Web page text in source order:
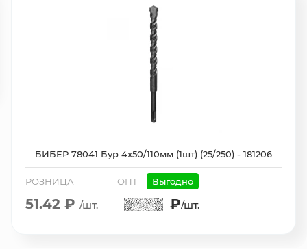
БИБЕР 78041 Бур 4х50/110мм (1шт) (25/250) - 181206
РОЗНИЦА
51.42 ₽ /шт.
ОПТ Выгодно
₽/шт.